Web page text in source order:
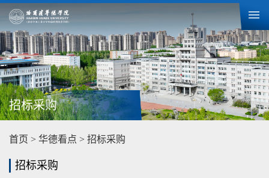
招标采购
首页 > 华德看点 > 招标采购
招标采购